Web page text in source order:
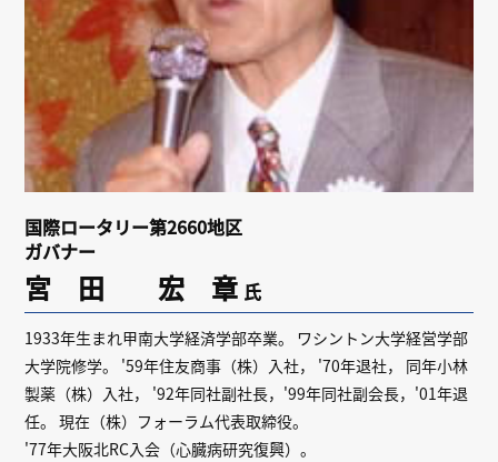
国際ロータリー第2660地区
ガバナー
宮 田 宏 章 氏
1933年生まれ甲南大学経済学部卒業。 ワシントン大学経営学部
大学院修学。 '59年住友商事（株）入社， '70年退社， 同年小林
製薬（株）入社， '92年同社副社長，'99年同社副会長，'01年退
任。 現在（株）フォーラム代表取締役。
'77年大阪北RC入会（心臓病研究復興）。